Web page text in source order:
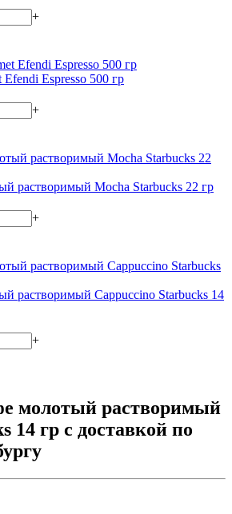
+
Espresso 500 гр
+
растворимый Mocha Starbucks 22 гр
+
растворимый Сappuccino Starbucks 14
+
молотый растворимый
14 гр с доставкой по